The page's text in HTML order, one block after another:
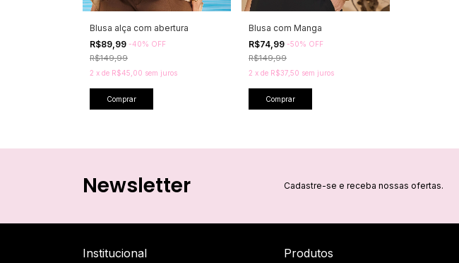
Blusa alça com abertura
R$89,99 -40% OFF
R$149,99
2 x de R$45,00 sem juros
Comprar
Blusa com Manga
R$74,99 -50% OFF
R$149,99
2 x de R$37,50 sem juros
Comprar
Newsletter Cadastre-se e receba nossas ofertas.
Institucional Produtos